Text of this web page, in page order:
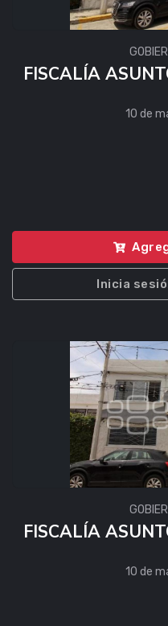
FISCALÍA
10 de
Inicia
FISCALÍA
10 de